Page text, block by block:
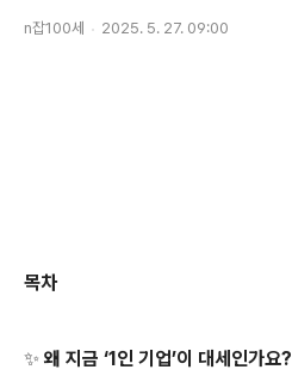
n잡100세 2025. 5. 27. 09:00
목차
✨ 왜 지금 ‘1인 기업’이 대세인가요?